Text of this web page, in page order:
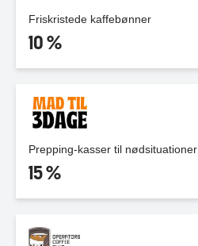
Friskristede kaffebønner
10 %
Prepping-kasser til nødsituationer
15 %